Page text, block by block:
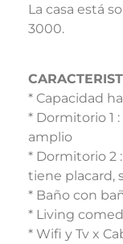
La casa está
3000.
* Capacidad
* Dormitorio 1
amplio
* Dormitorio 2
tiene placard,
* Baño con
* Living
* Wifi y Tv x